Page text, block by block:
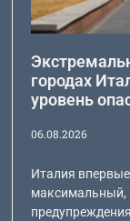
городах
уровень
06.08.2026
Италия
максимальный,